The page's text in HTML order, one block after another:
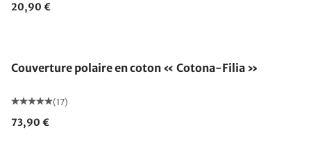
20,90 €
Couverture polaire en coton « Cotona-Filia »
(17)
73,90 €